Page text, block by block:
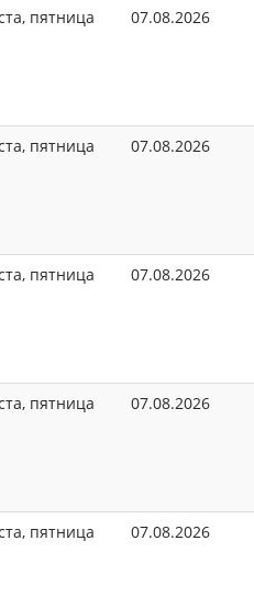
пятница
07.08.2026
пятница
07.08.2026
пятница
07.08.2026
пятница
07.08.2026
пятница
07.08.2026